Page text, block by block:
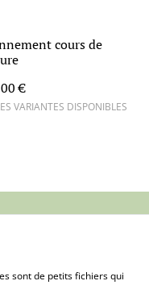
cours de
€
VARIANTES DISPONIBLES
Cookies
sont de petits fichiers qui